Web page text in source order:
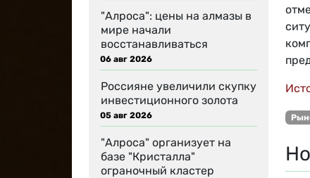
"Алроса": цены на алмазы в
мире начали
восстанавливаться
06 авг 2026
Россияне увеличили скупку
инвестиционного золота
05 авг 2026
"Алроса" организует на
базе "Кристалла"
ограночный кластер